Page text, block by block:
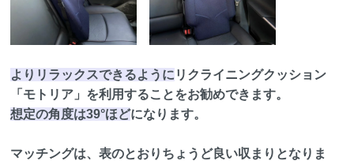
よりリラックスできるように リクライニングクッション
「モトリア」を利用することをお勧めできます。
想定の角度は39°ほどになります。
マッチングは、表のとおりちょうど良い収まりとなりま